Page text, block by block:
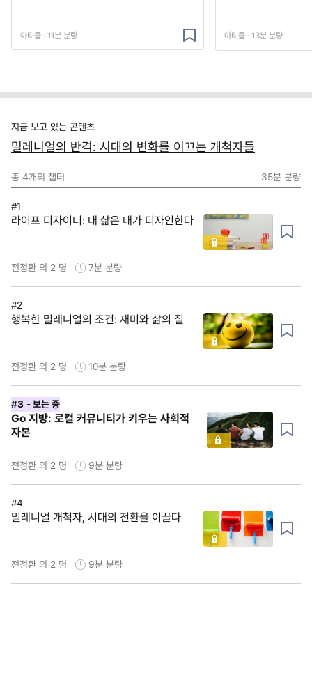
아티클 · 11분 분량 아티클 · 13분 분량
지금 보고 있는 콘텐츠
밀레니얼의 반격: 시대의 변화를 이끄는 개척자들
총 4개의 챕터 35분 분량
#1
라이프 디자이너: 내 삶은 내가 디자인한다
전정환 외 2 명 7분 분량
#2
행복한 밀레니얼의 조건: 재미와 삶의 질
전정환 외 2 명 10분 분량
#3 - 보는 중
Go 지방: 로컬 커뮤니티가 키우는 사회적
자본
전정환 외 2 명 9분 분량
#4
밀레니얼 개척자, 시대의 전환을 이끌다
전정환 외 2 명 9분 분량